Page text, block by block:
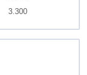
3.300